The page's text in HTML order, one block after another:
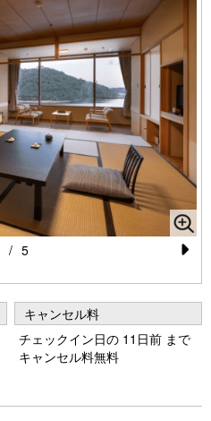
e
xt
/ 5
キャンセル料
チェックイン日の 11日前 まで
キャンセル料無料